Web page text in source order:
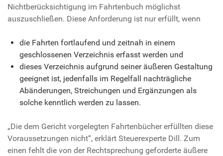
Nichtberücksichtigung im Fahrtenbuch möglichst
auszuschließen. Diese Anforderung ist nur erfüllt, wenn
die Fahrten fortlaufend und zeitnah in einem
geschlossenen Verzeichnis erfasst werden und
dieses Verzeichnis aufgrund seiner äußeren Gestaltung
geeignet ist, jedenfalls im Regelfall nachträgliche
Abänderungen, Streichungen und Ergänzungen als
solche kenntlich werden zu lassen.
„Die dem Gericht vorgelegten Fahrtenbücher erfüllten diese
Voraussetzungen nicht“, erklärt Steuerexperte Dill. Zum
einen fehlt die von der Rechtsprechung geforderte äußere